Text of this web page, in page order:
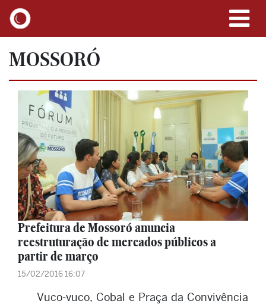
MOSSORÓ
Prefeitura de Mossoró anuncia
reestruturação de mercados públicos a
partir de março
15/02/2016 16:07
Vuco-vuco, Cobal e Praça da Convivência